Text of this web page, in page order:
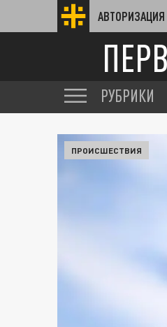
АВТОРИЗАЦИЯ
РУБРИКИ
ПРОИСШЕСТВИЯ